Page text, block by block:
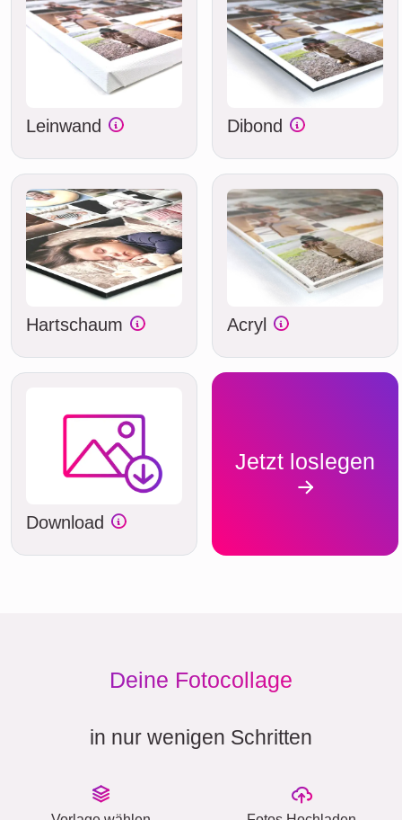
Leinwand Dibond
Hartschaum Acryl
Download
Jetzt loslegen
Deine Fotocollage
in nur wenigen Schritten